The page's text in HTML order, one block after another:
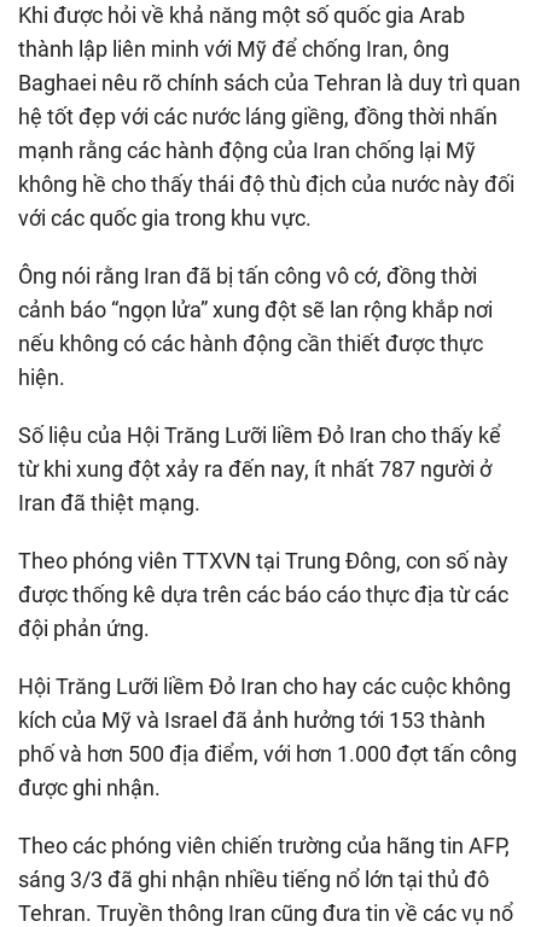
Khi được hỏi về khả năng một số quốc gia Arab
thành lập liên minh với Mỹ để chống Iran, ông
Baghaei nêu rõ chính sách của Tehran là duy trì quan
hệ tốt đẹp với các nước láng giềng, đồng thời nhấn
mạnh rằng các hành động của Iran chống lại Mỹ
không hề cho thấy thái độ thù địch của nước này đối
với các quốc gia trong khu vực.
Ông nói rằng Iran đã bị tấn công vô cớ, đồng thời
cảnh báo “ngọn lửa” xung đột sẽ lan rộng khắp nơi
nếu không có các hành động cần thiết được thực
hiện.
Số liệu của Hội Trăng Lưỡi liềm Đỏ Iran cho thấy kể
từ khi xung đột xảy ra đến nay, ít nhất 787 người ở
Iran đã thiệt mạng.
Theo phóng viên TTXVN tại Trung Đông, con số này
được thống kê dựa trên các báo cáo thực địa từ các
đội phản ứng.
Hội Trăng Lưỡi liềm Đỏ Iran cho hay các cuộc không
kích của Mỹ và Israel đã ảnh hưởng tới 153 thành
phố và hơn 500 địa điểm, với hơn 1.000 đợt tấn công
được ghi nhận.
Theo các phóng viên chiến trường của hãng tin AFP,
sáng 3/3 đã ghi nhận nhiều tiếng nổ lớn tại thủ đô
Tehran. Truyền thông Iran cũng đưa tin về các vụ nổ